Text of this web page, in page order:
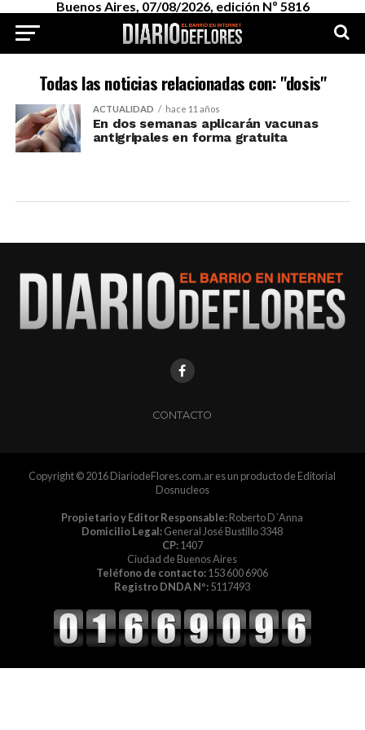
Buenos Aires, 07/08/2026, edición Nº 5816
Todas las noticias relacionadas con: "dosis"
ACTUALIDAD hace 11 años
En dos semanas aplicarán vacunas
antigripales en forma gratuita
CONTACTO
Copyright © 2016 DiariodeFlores.com.ar es un producto de Editorial
Dosnucleos
Propietario y Editor Responsable:Roberto D´Anna
Domicilio Legal:General José Bustillo 3348
CP:1407
Ciudad de Buenos Aires
Teléfono de contacto:153 600 6906
Registro DNDA Nº:5117493